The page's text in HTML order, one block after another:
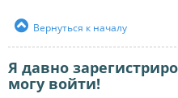
Вернуться к началу
Я давно
могу войти!